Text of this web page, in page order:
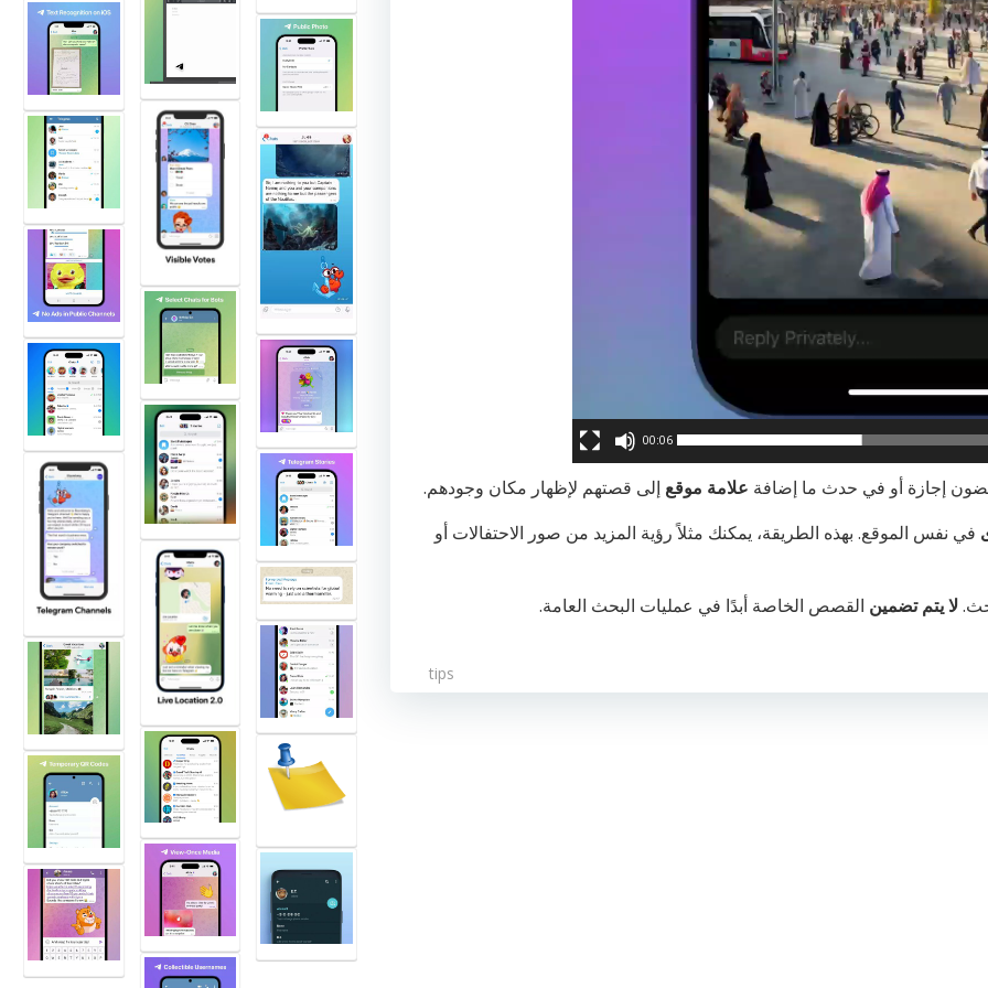
00:06
إجازة أو في حدث ما إضافة علامة موقع إلى قصتهم لإظهار مكان وجودهم.
في نفس الموقع. بهذه الطريقة، يمكنك مثلاً رؤية المزيد من صور الاحتفالات أو
لا يتم تضمين القصص الخاصة أبدًا في عمليات البحث العامة.
tips